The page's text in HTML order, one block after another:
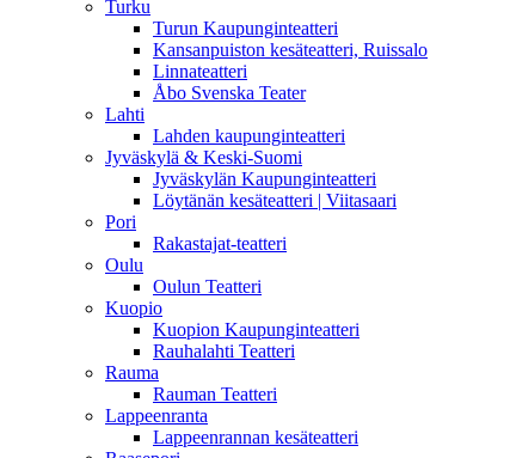
Turku
Turun Kaupunginteatteri
Kansanpuiston kesäteatteri, Ruissalo
Linnateatteri
Åbo Svenska Teater
Lahti
Lahden kaupunginteatteri
Jyväskylä & Keski-Suomi
Jyväskylän Kaupunginteatteri
Löytänän kesäteatteri | Viitasaari
Pori
Rakastajat-teatteri
Oulu
Oulun Teatteri
Kuopio
Kuopion Kaupunginteatteri
Rauhalahti Teatteri
Rauma
Rauman Teatteri
Lappeenranta
Lappeenrannan kesäteatteri